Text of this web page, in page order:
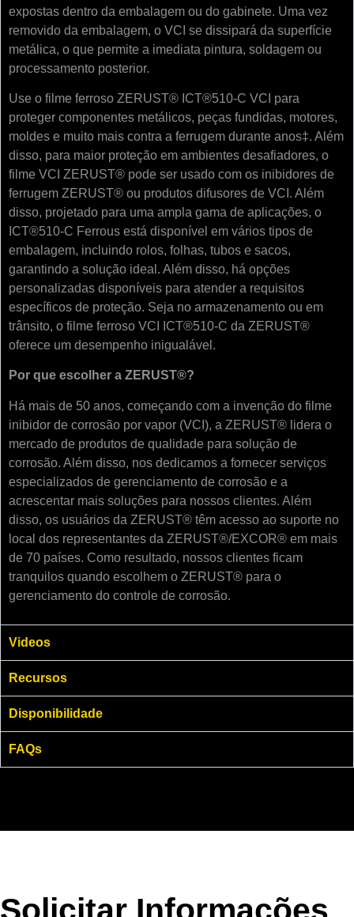
expostas dentro da embalagem ou do gabinete. Uma vez
removido da embalagem, o VCI se dissipará da superfície
metálica, o que permite a imediata pintura, soldagem ou
processamento posterior.
Use o filme ferroso ZERUST® ICT®510-C VCI para
proteger componentes metálicos, peças fundidas, motores,
moldes e muito mais contra a ferrugem durante anos‡. Além
disso, para maior proteção em ambientes desafiadores, o
filme VCI ZERUST® pode ser usado com os inibidores de
ferrugem ZERUST® ou produtos difusores de VCI. Além
disso, projetado para uma ampla gama de aplicações, o
ICT®510-C Ferrous está disponível em vários tipos de
embalagem, incluindo rolos, folhas, tubos e sacos,
garantindo a solução ideal. Além disso, há opções
personalizadas disponíveis para atender a requisitos
específicos de proteção. Seja no armazenamento ou em
trânsito, o filme ferroso VCI ICT®510-C da ZERUST®
oferece um desempenho inigualável.
Por que escolher a ZERUST®?
Há mais de 50 anos, começando com a invenção do filme
inibidor de corrosão por vapor (VCI), a ZERUST® lidera o
mercado de produtos de qualidade para solução de
corrosão. Além disso, nos dedicamos a fornecer serviços
especializados de gerenciamento de corrosão e a
acrescentar mais soluções para nossos clientes. Além
disso, os usuários da ZERUST® têm acesso ao suporte no
local dos representantes da ZERUST®/EXCOR® em mais
de 70 países. Como resultado, nossos clientes ficam
tranquilos quando escolhem o ZERUST® para o
gerenciamento do controle de corrosão.
Videos
Recursos
Disponibilidade
FAQs